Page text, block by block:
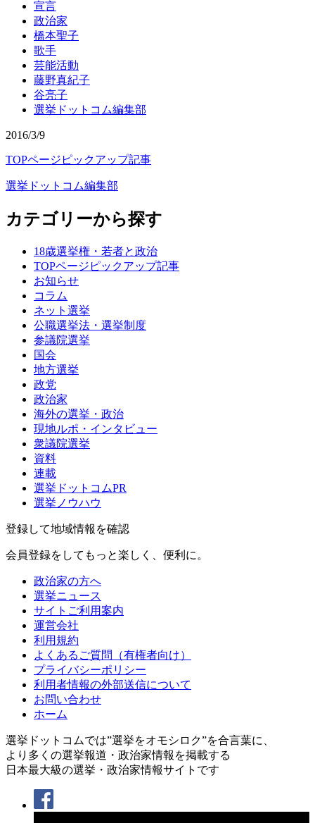
宣言
政治家
橋本聖子
歌手
芸能活動
藤野真紀子
谷亮子
選挙ドットコム編集部
2016/3/9
TOPページピックアップ記事
選挙ドットコム編集部
カテゴリーから探す
18歳選挙権・若者と政治
TOPページピックアップ記事
お知らせ
コラム
ネット選挙
公職選挙法・選挙制度
参議院選挙
国会
地方選挙
政党
政治家
海外の選挙・政治
現地ルポ・インタビュー
衆議院選挙
資料
連載
選挙ドットコムPR
選挙ノウハウ
登録して地域情報を確認
会員登録をしてもっと楽しく、便利に。
政治家の方へ
選挙ニュース
サイトご利用案内
運営会社
利用規約
よくあるご質問（有権者向け）
プライバシーポリシー
利用者情報の外部送信について
お問い合わせ
ホーム
選挙ドットコムでは”選挙をオモシロク”を合言葉に、
より多くの選挙報道・政治家情報を掲載する
日本最大級の選挙・政治家情報サイトです